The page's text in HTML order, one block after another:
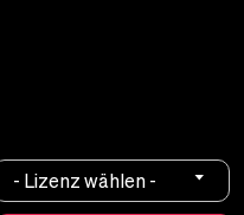
- Lizenz wählen -